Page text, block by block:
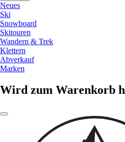
Neues
Ski
Snowboard
Skitouren
Wandern & Trek
Klettern
Abverkauf
Marken
Wird zum Warenkorb